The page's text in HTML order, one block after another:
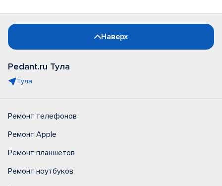
Наверх
Pedant.ru Тула
Тула
Ремонт телефонов
Ремонт Apple
Ремонт планшетов
Ремонт ноутбуков